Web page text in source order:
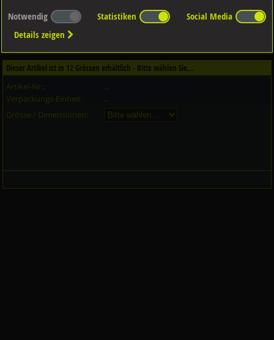
Dieser Artikel ist in2Qualitäten erhältlich - Bitte wählen Sie...
Qualität / Oberfläche
Dieser Artikel ist in 12 Grössen erhältlich - Bitte wählen Sie...
Artikel-Nr.:
...
Verpackungs-Einheit:
...
Grösse / Dimensionen:
Notwendig Statistiken
Social Media
Details zeigen